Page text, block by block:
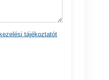
tájékoztatót